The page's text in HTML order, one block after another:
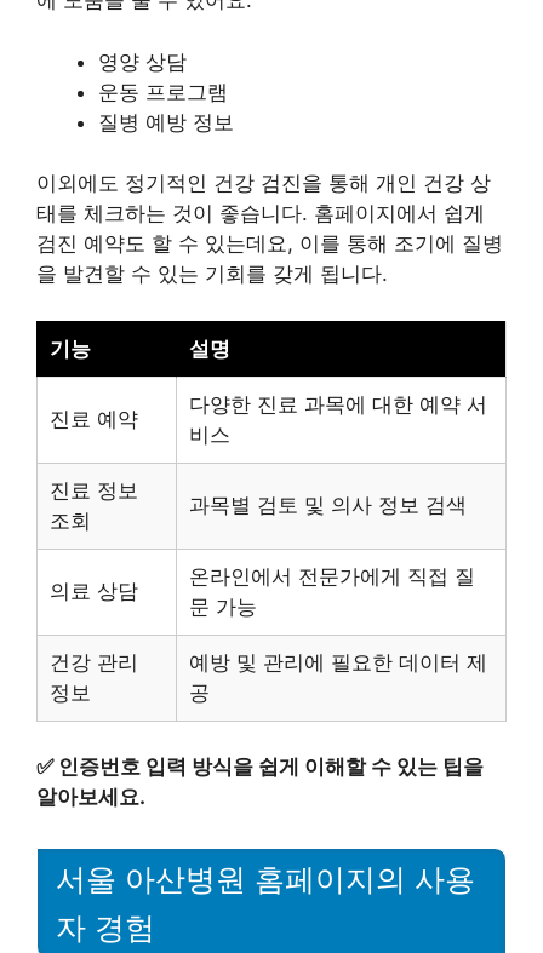
영양 상담
운동 프로그램
질병 예방 정보
이외에도 정기적인 건강 검진을 통해 개인 건강 상
태를 체크하는 것이 좋습니다. 홈페이지에서 쉽게
검진 예약도 할 수 있는데요, 이를 통해 조기에 질병
을 발견할 수 있는 기회를 갖게 됩니다.
기능 설명
진료 예약
다양한 진료 과목에 대한 예약 서
비스
진료 정보
조회
과목별 검토 및 의사 정보 검색
의료 상담
온라인에서 전문가에게 직접 질
문 가능
건강 관리
정보
예방 및 관리에 필요한 데이터 제
공
✅ 인증번호 입력 방식을 쉽게 이해할 수 있는 팁을
알아보세요.
서울 아산병원 홈페이지의 사용
자 경험